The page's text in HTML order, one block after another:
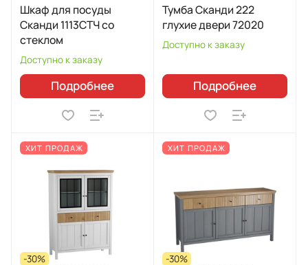
Шкаф для посуды
Сканди 1113СТЧ со
стеклом
Доступно к заказу
Подробнее
Тумба Сканди 222
глухие двери 72020
Доступно к заказу
Подробнее
ХИТ ПРОДАЖ
-30%
ХИТ ПРОДАЖ
-30%